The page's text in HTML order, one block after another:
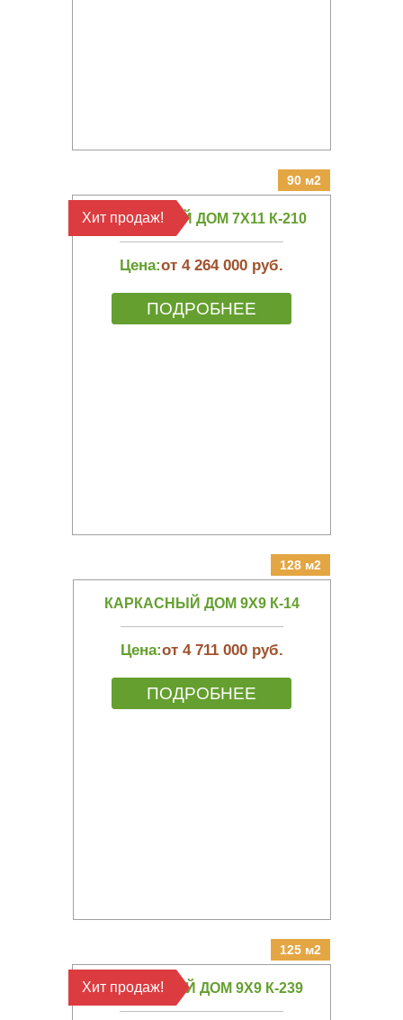
90 м2
КАРКАСНЫЙ ДОМ 7Х11 К-210
Цена:от 4 264 000 руб.
ПОДРОБНЕЕ
Хит продаж!
128 м2
КАРКАСНЫЙ ДОМ 9Х9 К-14
Цена:от 4 711 000 руб.
ПОДРОБНЕЕ
125 м2
КАРКАСНЫЙ ДОМ 9Х9 К-239
Хит продаж!